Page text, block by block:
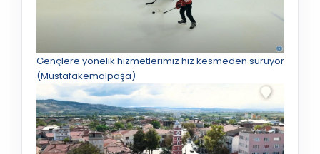
Gençlere yönelik hizmetlerimiz hız kesmeden sürüyor
(Mustafakemalpaşa)